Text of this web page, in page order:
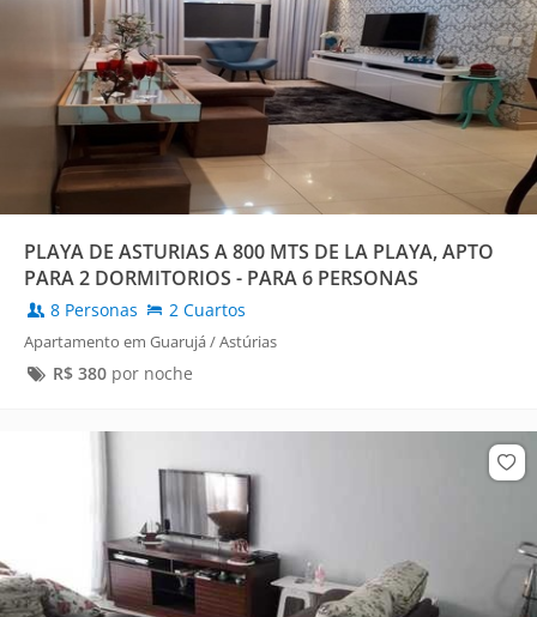
PLAYA DE ASTURIAS A 800 MTS DE LA PLAYA, APTO
PARA 2 DORMITORIOS - PARA 6 PERSONAS
8 Personas 2 Cuartos
Apartamento em Guarujá / Astúrias
R$ 380por noche